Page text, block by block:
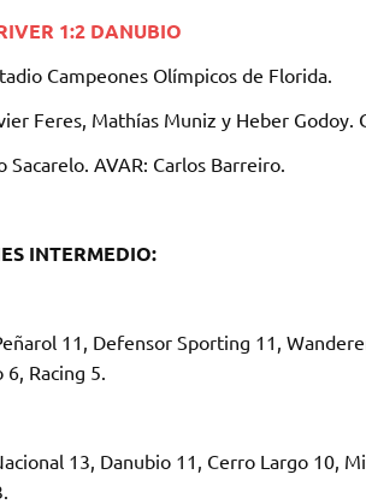
1:2 DANUBIO
Campeones Olímpicos de Florida.
Feres, Mathías Muniz y Heber Godoy.
Sacarelo. AVAR: Carlos Barreiro.
INTERMEDIO:
11, Defensor Sporting 11,
Racing 5.
13, Danubio 11, Cerro Largo 10,